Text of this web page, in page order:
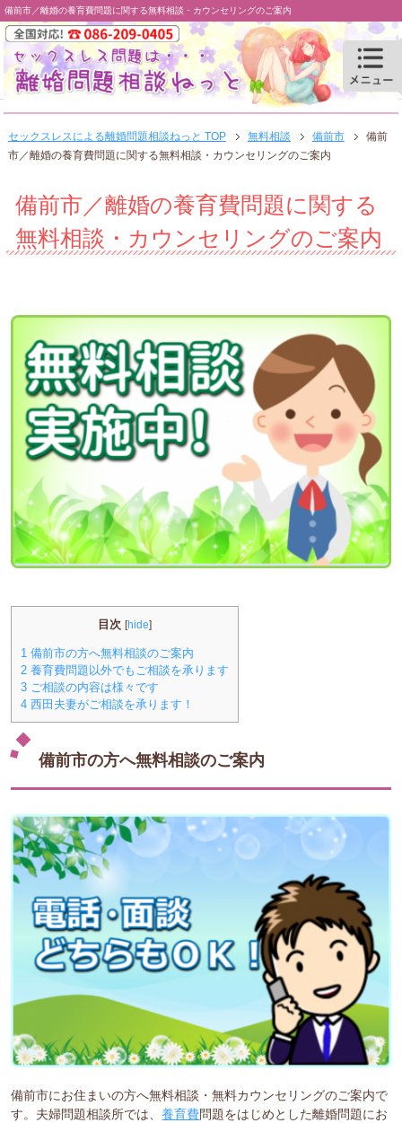
備前市／離婚の養育費問題に関する無料相談・カウンセリングのご案内
セックスレスによる離婚問題相談ねっと TOP 無料相談 備前市
備前
市／離婚の養育費問題に関する無料相談・カウンセリングのご案内
備前市／離婚の養育費問題に関する
無料相談・カウンセリングのご案内
目次 [hide]
1 備前市の方へ無料相談のご案内
2 養育費問題以外でもご相談を承ります
3 ご相談の内容は様々です
4 西田夫妻がご相談を承ります！
備前市の方へ無料相談のご案内
備前市にお住まいの方へ無料相談・無料カウンセリングのご案内で
す。夫婦問題相談所では、養育費問題をはじめとした離婚問題にお